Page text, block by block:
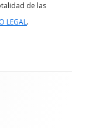
de las
LEGAL.